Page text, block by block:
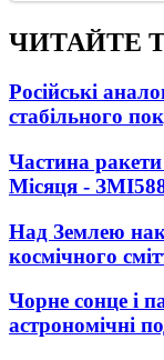
ЧИТАЙТЕ
Російські
стабільного
Частина
Місяця - ЗМІ
Над Землею
космічного
Чорне сонце і
астрономічні